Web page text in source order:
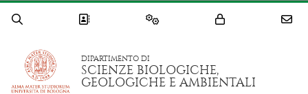
DIPARTIMENTO DI
SCIENZE BIOLOGICHE,
GEOLOGICHE E AMBIENTALI